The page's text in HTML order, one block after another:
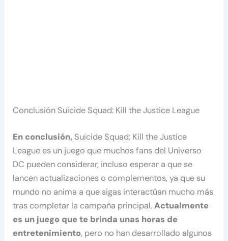
Conclusión Suicide Squad: Kill the Justice League
En conclusión, Suicide Squad: Kill the Justice
League es un juego que muchos fans del Universo
DC pueden considerar, incluso esperar a que se
lancen actualizaciones o complementos, ya que su
mundo no anima a que sigas interactúan mucho más
tras completar la campaña principal.Actualmente
es un juego que te brinda unas horas de
entretenimiento, pero no han desarrollado algunos